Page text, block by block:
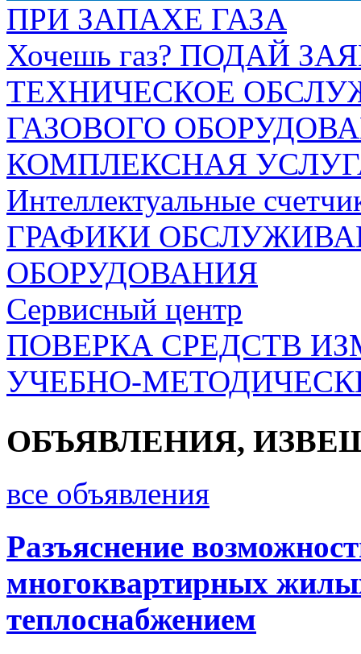
ПРИ ЗАПАХЕ ГАЗА
Хочешь газ? ПОДАЙ
ТЕХНИЧЕСКОЕ
ГАЗОВОГО
КОМПЛЕКСНАЯ
Интеллектуальные
ГРАФИКИ
ОБОРУДОВАНИЯ
Сeрвисный центр
ПОВЕРКА СРЕДСТВ
УЧЕБНО-
ОБЪЯВЛЕНИЯ,
все объявления
Разъяснение
многоквартирных
теплоснабжением